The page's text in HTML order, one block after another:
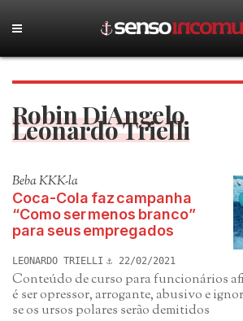
Robin DiAngelo
Leonardo Trielli
Beba KKK-la
Coca-Cola faz campanha
“Como ser menos branco”
para seus empregados
LEONARDO TRIELLI 22/02/2021
Conteúdo de curso para funcionários
é ser opressor, arrogante, abusivo e
se os ursos polares serão demitidos